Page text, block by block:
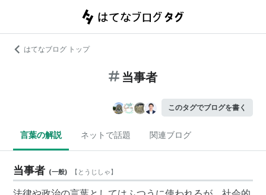
はてなブログ トップ
当事者
このタグでブログを書く
言葉の解説 ネットで話題 関連ブログ
当事者 (一般) 【 とうじしゃ】